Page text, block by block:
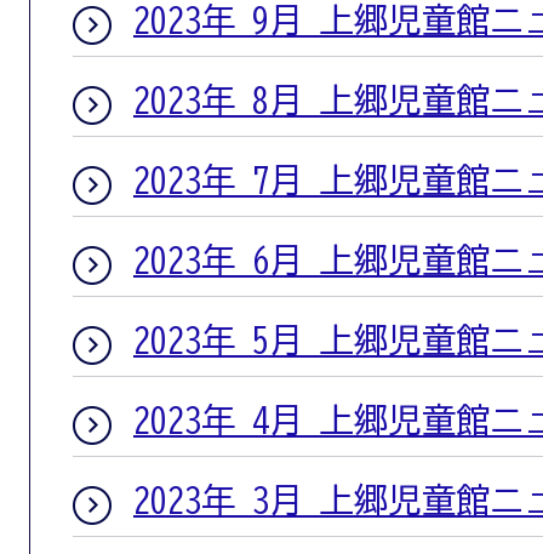
2023年 9月 上郷児童館ニ
2023年 8月 上郷児童館ニ
2023年 7月 上郷児童館ニ
2023年 6月 上郷児童館ニ
2023年 5月 上郷児童館ニ
2023年 4月 上郷児童館ニ
2023年 3月 上郷児童館ニ